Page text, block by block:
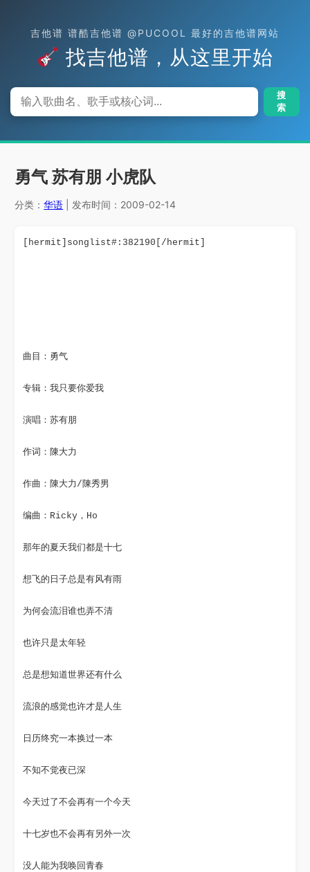
吉他谱 谱酷吉他谱 @PUCOOL 最好的吉他谱网站
找吉他谱，从这里开始
搜
索
勇气 苏有朋 小虎队
分类：华语 | 发布时间：2009-02-14
[hermit]songlist#:382190[/hermit]
曲目：勇气
专辑：我只要你爱我
演唱：苏有朋
作词：陳大力
作曲：陳大力/陳秀男
编曲：Ricky，Ho
那年的夏天我们都是十七
想飞的日子总是有风有雨
为何会流泪谁也弄不清
也许只是太年轻
总是想知道世界还有什么
流浪的感觉也许才是人生
日历终究一本换过一本
不知不觉夜已深
今天过了不会再有一个今天
十七岁也不会再有另外一次
没人能为我唤回青春